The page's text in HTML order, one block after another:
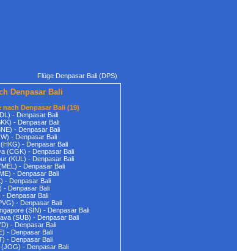
Flüge Denpasar Bali (DPS)
Denpasar Bali
nach Denpasar Bali (19)
- Denpasar Bali
- Denpasar Bali
- Denpasar Bali
- Denpasar Bali
- Denpasar Bali
(CGK) - Denpasar Bali
(KUL) - Denpasar Bali
- Denpasar Bali
- Denpasar Bali
- Denpasar Bali
- Denpasar Bali
- Denpasar Bali
- Denpasar Bali
(SIN) - Denpasar Bali
(SUB) - Denpasar Bali
- Denpasar Bali
- Denpasar Bali
- Denpasar Bali
(JOG) - Denpasar Bali